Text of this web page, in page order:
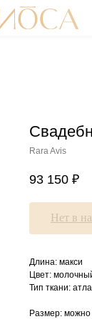
Rara Avis
93 150 ₽
Нет в
Длина: макси
Цвет:
Тип ткани:
Размер: можно